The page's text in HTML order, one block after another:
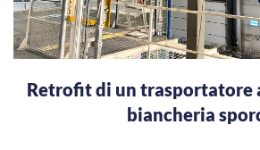
Retrofit di un trasportatore
biancheria